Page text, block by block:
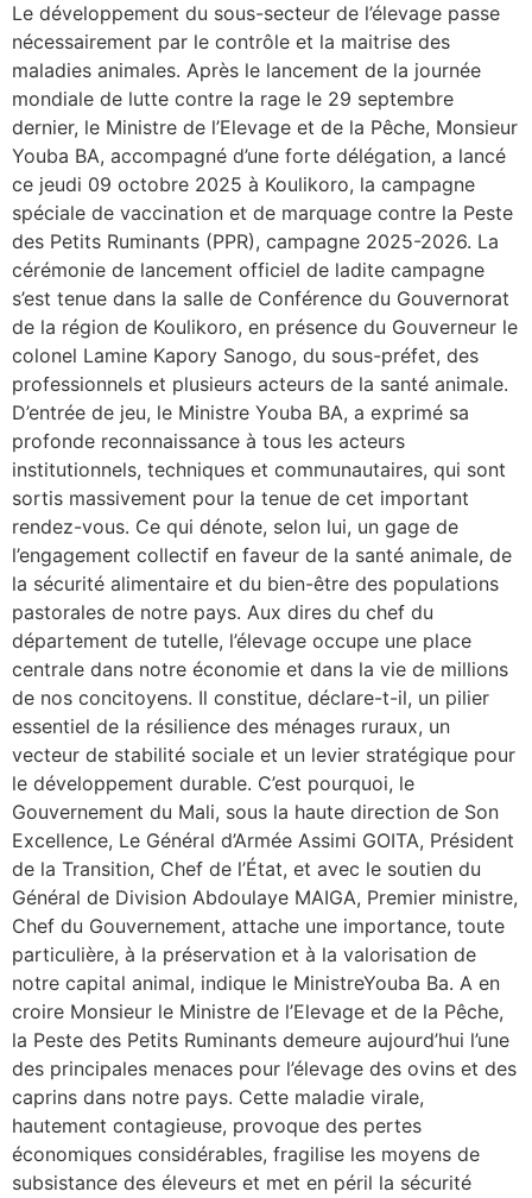
Le développement du sous-secteur de l’élevage passe
nécessairement par le contrôle et la maitrise des
maladies animales. Après le lancement de la journée
mondiale de lutte contre la rage le 29 septembre
dernier, le Ministre de l’Elevage et de la Pêche, Monsieur
Youba BA, accompagné d’une forte délégation, a lancé
ce jeudi 09 octobre 2025 à Koulikoro, la campagne
spéciale de vaccination et de marquage contre la Peste
des Petits Ruminants (PPR), campagne 2025-2026. La
cérémonie de lancement officiel de ladite campagne
s’est tenue dans la salle de Conférence du Gouvernorat
de la région de Koulikoro, en présence du Gouverneur le
colonel Lamine Kapory Sanogo, du sous-préfet, des
professionnels et plusieurs acteurs de la santé animale.
D’entrée de jeu, le Ministre Youba BA, a exprimé sa
profonde reconnaissance à tous les acteurs
institutionnels, techniques et communautaires, qui sont
sortis massivement pour la tenue de cet important
rendez-vous. Ce qui dénote, selon lui, un gage de
l’engagement collectif en faveur de la santé animale, de
la sécurité alimentaire et du bien-être des populations
pastorales de notre pays. Aux dires du chef du
département de tutelle, l’élevage occupe une place
centrale dans notre économie et dans la vie de millions
de nos concitoyens. Il constitue, déclare-t-il, un pilier
essentiel de la résilience des ménages ruraux, un
vecteur de stabilité sociale et un levier stratégique pour
le développement durable. C’est pourquoi, le
Gouvernement du Mali, sous la haute direction de Son
Excellence, Le Général d’Armée Assimi GOITA, Président
de la Transition, Chef de l’État, et avec le soutien du
Général de Division Abdoulaye MAIGA, Premier ministre,
Chef du Gouvernement, attache une importance, toute
particulière, à la préservation et à la valorisation de
notre capital animal, indique le MinistreYouba Ba. A en
croire Monsieur le Ministre de l’Elevage et de la Pêche,
la Peste des Petits Ruminants demeure aujourd’hui l’une
des principales menaces pour l’élevage des ovins et des
caprins dans notre pays. Cette maladie virale,
hautement contagieuse, provoque des pertes
économiques considérables, fragilise les moyens de
subsistance des éleveurs et met en péril la sécurité